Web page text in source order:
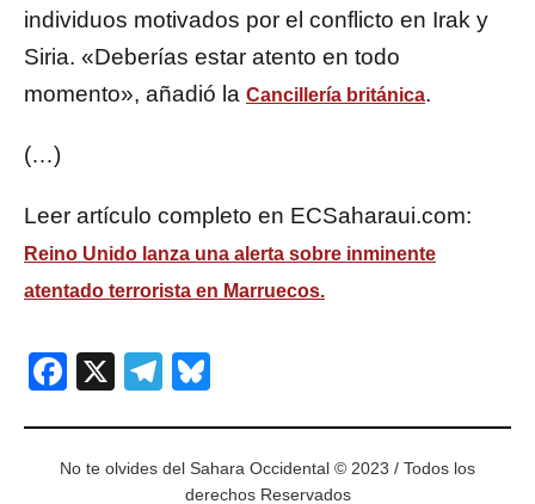
individuos motivados por el conflicto en Irak y
Siria. «Deberías estar atento en todo
momento», añadió la Cancillería británica.
(…)
Leer artículo completo en ECSaharaui.com:
Reino Unido lanza una alerta sobre inminente
atentado terrorista en Marruecos.
Facebook
X Telegram
No te olvides del Sahara Occidental © 2023 / Todos los
derechos Reservados